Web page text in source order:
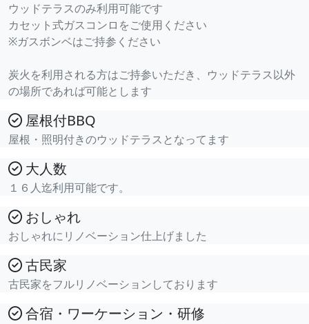
ウッドテラスのみ利用可能です
カセット式ガスコンロをご使用ください
※ガスボンベはご持参ください
炭火を利用される方はご持参いただき、ウッドテラス以外
の場所であれば可能とします
屋根付BBQ
屋根・照明付きのウッドテラスとなってます
大人数
１６人迄利用可能です。
おしゃれ
おしゃれにリノベーション仕上げました
古民家
古民家をフルリノベーションしております
合宿・ワーケーション・研修